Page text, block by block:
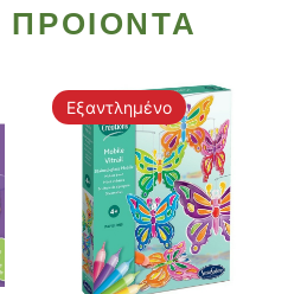
ΠΡΟΙΟΝΤΑ
Εξαντλημένο